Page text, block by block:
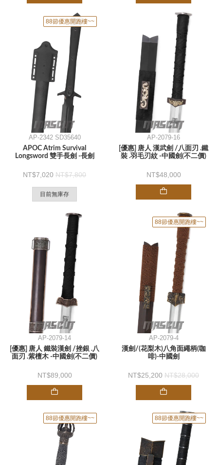
88節優惠開跑樓~~
AP-2342 SD35640
APOC Atrim Survival
Longsword 雙手長劍 -長劍
7,020 7,800
目前無庫存
AP-2079-16
[優惠] 唐人 漢武劍 /八面刃 .鐵
裝 .羽毛刃紋 -中國劍(不二價)
48,000
AP-2079-14
[優惠] 唐人 鐵裝漢劍 /挫銀 .八
面刃 .紫檀木 -中國劍(不二價)
89,000
88節優惠開跑樓~~
AP-2079-4
漢劍/(花梨木)八角面繩柄(咖
啡)-中國劍
25,200 28,000
88節優惠開跑樓~~ 88節優惠開跑樓~~